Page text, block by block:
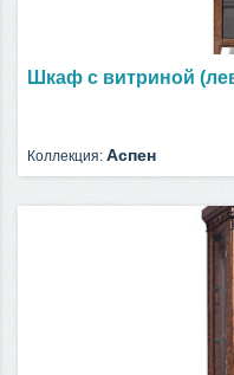
Шкаф с витриной
Коллекция: Аспен